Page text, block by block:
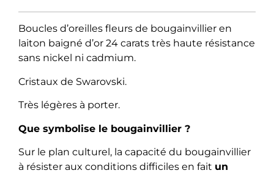
Boucles d’oreilles fleurs de bougainvillier en
laiton baigné d’or 24 carats très haute résistance
sans nickel ni cadmium.
Cristaux de Swarovski.
Très légères à porter.
Que symbolise le bougainvillier ?
Sur le plan culturel, la capacité du bougainvillier
à résister aux conditions difficiles en fait un